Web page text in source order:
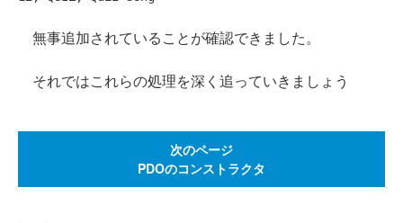
無事追加されていることが確認できました。
それではこれらの処理を深く追っていきましょう
次のページ
PDOのコンストラクタ